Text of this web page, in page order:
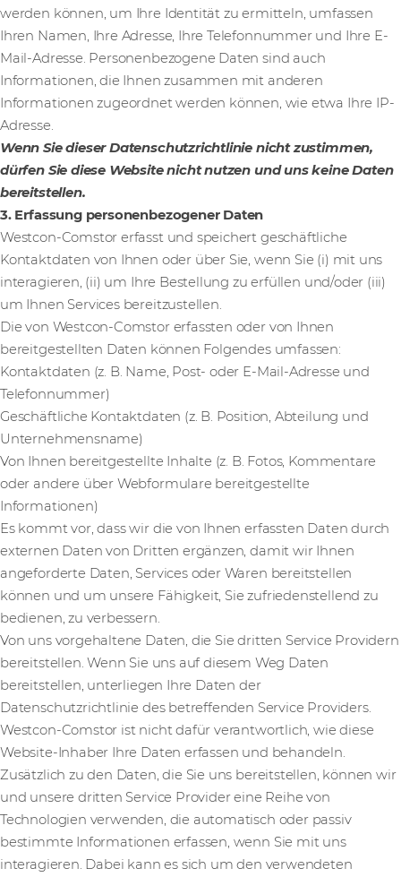
werden können, um Ihre Identität zu ermitteln, umfassen
Ihren Namen, Ihre Adresse, Ihre Telefonnummer und Ihre E-
Mail-Adresse. Personenbezogene Daten sind auch
Informationen, die Ihnen zusammen mit anderen
Informationen zugeordnet werden können, wie etwa Ihre IP-
Adresse.
Wenn Sie dieser Datenschutzrichtlinie nicht zustimmen,
dürfen Sie diese Website nicht nutzen und uns keine Daten
bereitstellen.
3. Erfassung personenbezogener Daten
Westcon-Comstor erfasst und speichert geschäftliche
Kontaktdaten von Ihnen oder über Sie, wenn Sie (i) mit uns
interagieren, (ii) um Ihre Bestellung zu erfüllen und/oder (iii)
um Ihnen Services bereitzustellen.
Die von Westcon-Comstor erfassten oder von Ihnen
bereitgestellten Daten können Folgendes umfassen:
Kontaktdaten (z. B. Name, Post- oder E-Mail-Adresse und
Telefonnummer)
Geschäftliche Kontaktdaten (z. B. Position, Abteilung und
Unternehmensname)
Von Ihnen bereitgestellte Inhalte (z. B. Fotos, Kommentare
oder andere über Webformulare bereitgestellte
Informationen)
Es kommt vor, dass wir die von Ihnen erfassten Daten durch
externen Daten von Dritten ergänzen, damit wir Ihnen
angeforderte Daten, Services oder Waren bereitstellen
können und um unsere Fähigkeit, Sie zufriedenstellend zu
bedienen, zu verbessern.
Von uns vorgehaltene Daten, die Sie dritten Service Providern
bereitstellen. Wenn Sie uns auf diesem Weg Daten
bereitstellen, unterliegen Ihre Daten der
Datenschutzrichtlinie des betreffenden Service Providers.
Westcon-Comstor ist nicht dafür verantwortlich, wie diese
Website-Inhaber Ihre Daten erfassen und behandeln.
Zusätzlich zu den Daten, die Sie uns bereitstellen, können wir
und unsere dritten Service Provider eine Reihe von
Technologien verwenden, die automatisch oder passiv
bestimmte Informationen erfassen, wenn Sie mit uns
interagieren. Dabei kann es sich um den verwendeten